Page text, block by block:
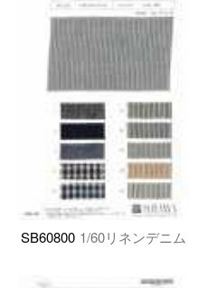
SB60800 1/60リネンデニム